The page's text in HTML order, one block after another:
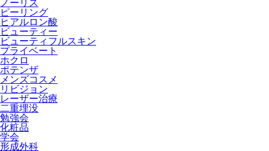
ノーリス
ピーリング
ヒアルロン酸
ビューティー
ビューティフルスキン
プライベート
ホクロ
ポテンザ
メンズコスメ
リビジョン
レーザー治療
二重埋没
勉強会
化粧品
学会
形成外科